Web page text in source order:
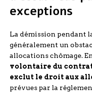
exceptions
La démission pendant
généralement un
allocations chômage.
volontaire du
exclut le droit aux
prévues par la